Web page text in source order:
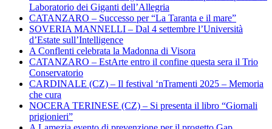
Laboratorio dei Giganti dell’Allegria
CATANZARO – Successo per “La Taranta e il mare”
SOVERIA MANNELLI – Dal 4 settembre l’Università
d’Estate sull’Intelligence
A Conflenti celebrata la Madonna di Visora
CATANZARO – EstArte entro il confine questa sera il Trio
Conservatorio
CARDINALE (CZ) – Il festival ‘nTramenti 2025 – Memoria
che cura
NOCERA TERINESE (CZ) – Si presenta il libro “Giornali
prigionieri”